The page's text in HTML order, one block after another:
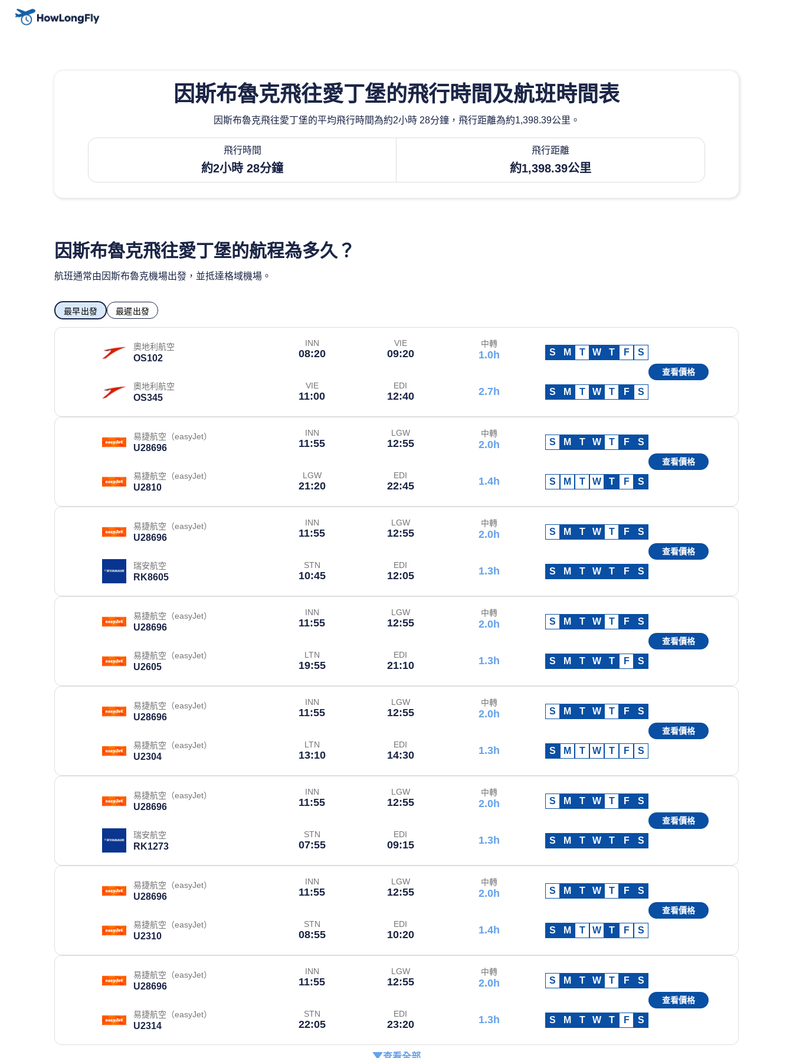
因斯布魯克飛往愛丁堡的飛行時間及航班時間表
因斯布魯克飛往愛丁堡的平均飛行時間為約2小時 28分鐘，飛行距離為約1,398.39公里。
飛行時間
約2小時 28分鐘
飛行距離
約1,398.39公里
因斯布魯克飛往愛丁堡的航程為多久？
航班通常由因斯布魯克機場出發，並抵達格域機場。
最早出發 最遲出發
奧地利航空
OS102
INN
08:20
VIE
09:20
中轉
1.0h S M T W T F S
奧地利航空
OS345
VIE
11:00
EDI
12:40 2.7h S M T W T F S
查看價格
易捷航空（easyJet）
U28696
INN
11:55
LGW
12:55
中轉
2.0h S M T W T F S
易捷航空（easyJet）
U2810
LGW
21:20
EDI
22:45 1.4h S M T W T F S
查看價格
易捷航空（easyJet）
U28696
INN
11:55
LGW
12:55
中轉
2.0h S M T W T F S
瑞安航空
RK8605
STN
10:45
EDI
12:05 1.3h S M T W T F S
查看價格
易捷航空（easyJet）
U28696
INN
11:55
LGW
12:55
中轉
2.0h S M T W T F S
易捷航空（easyJet）
U2605
LTN
19:55
EDI
21:10 1.3h S M T W T F S
查看價格
易捷航空（easyJet）
U28696
INN
11:55
LGW
12:55
中轉
2.0h S M T W T F S
易捷航空（easyJet）
U2304
LTN
13:10
EDI
14:30 1.3h S M T W T F S
查看價格
易捷航空（easyJet）
U28696
INN
11:55
LGW
12:55
中轉
2.0h S M T W T F S
瑞安航空
RK1273
STN
07:55
EDI
09:15 1.3h S M T W T F S
查看價格
易捷航空（easyJet）
U28696
INN
11:55
LGW
12:55
中轉
2.0h S M T W T F S
易捷航空（easyJet）
U2310
STN
08:55
EDI
10:20 1.4h S M T W T F S
查看價格
易捷航空（easyJet）
U28696
INN
11:55
LGW
12:55
中轉
2.0h S M T W T F S
易捷航空（easyJet）
U2314
STN
22:05
EDI
23:20 1.3h S M T W T F S
查看價格